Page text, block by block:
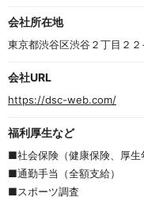
会社所在地
東京都渋谷区渋谷２丁目２
会社URL
https://dsc-web.com/
福利厚生など
■社会保険（健康保険、厚生
■通勤手当（全額支給）
■スポーツ調査